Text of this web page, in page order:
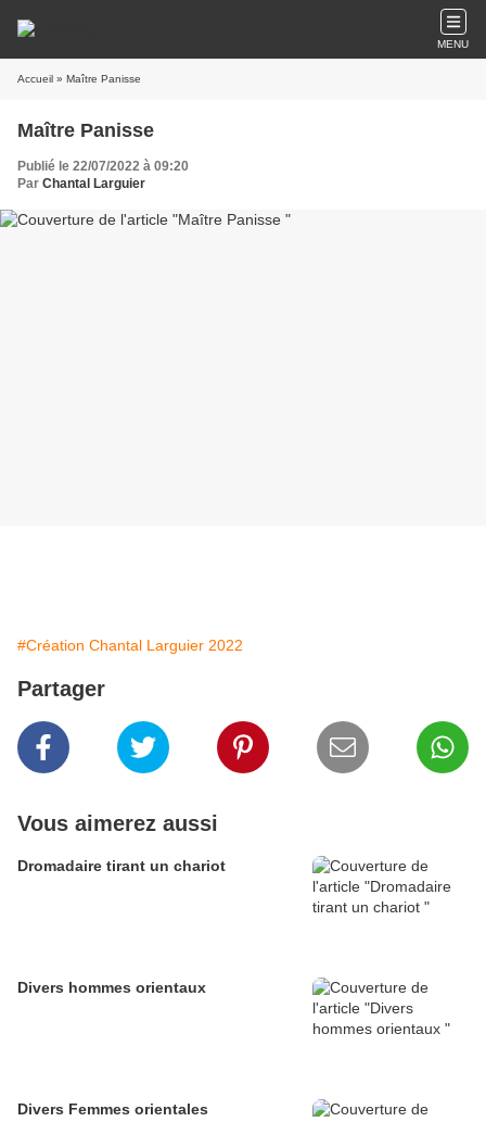
MENU
Accueil » Maître Panisse
Maître Panisse
Publié le 22/07/2022 à 09:20
Par Chantal Larguier
#Création Chantal Larguier 2022
Partager
Vous aimerez aussi
Dromadaire tirant un chariot
Divers hommes orientaux
Divers Femmes orientales